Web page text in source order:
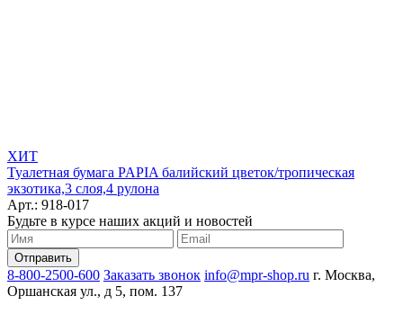
ХИТ
Туалетная бумага PAPIA балийский цветок/тропическая
экзотика,3 слоя,4 рулона
Арт.: 918-017
Будьте в курсе наших акций и новостей
8-800-2500-600 Заказать звонок info@mpr-shop.ru г. Москва,
Оршанская ул., д 5, пом. 137